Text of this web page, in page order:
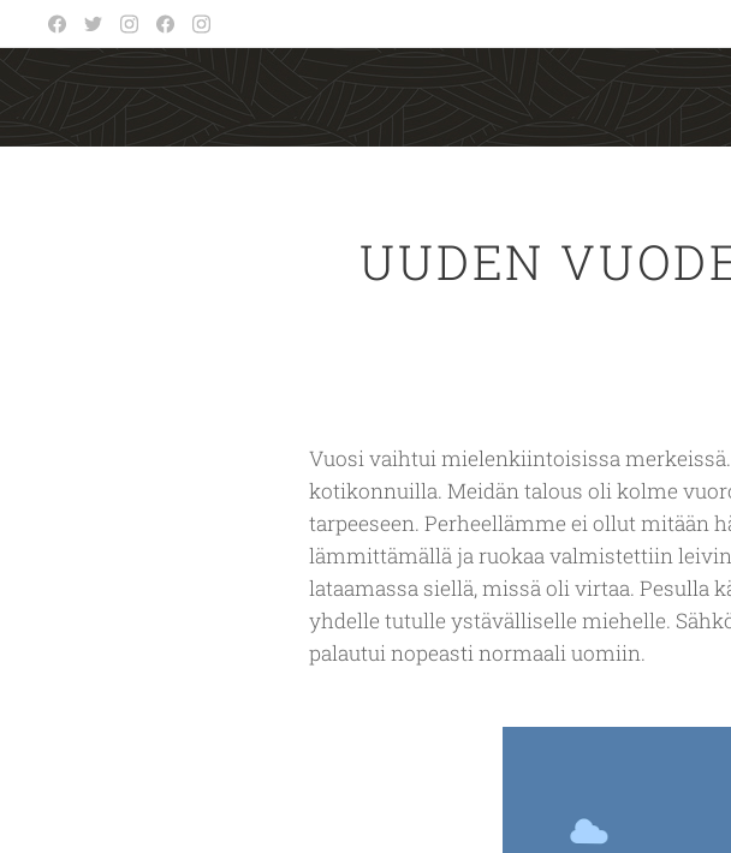
UUDEN
Vuosi vaihtui mielenkiintoisissa
kotikonnuilla. Meidän talous oli kolme
tarpeeseen. Perheellämme ei ollut mitään
lämmittämällä ja ruokaa valmistettiin
lataamassa siellä, missä oli virtaa.
yhdelle tutulle ystävälliselle miehelle.
palautui nopeasti normaali uomiin.